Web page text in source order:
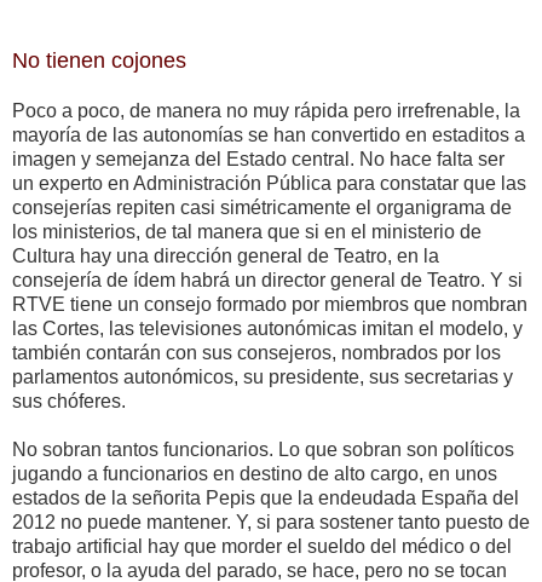
No tienen cojones
Poco a poco, de manera no muy rápida pero irrefrenable, la
mayoría de las autonomías se han convertido en estaditos a
imagen y semejanza del Estado central. No hace falta ser
un experto en Administración Pública para constatar que las
consejerías repiten casi simétricamente el organigrama de
los ministerios, de tal manera que si en el ministerio de
Cultura hay una dirección general de Teatro, en la
consejería de ídem habrá un director general de Teatro. Y si
RTVE tiene un consejo formado por miembros que nombran
las Cortes, las televisiones autonómicas imitan el modelo, y
también contarán con sus consejeros, nombrados por los
parlamentos autonómicos, su presidente, sus secretarias y
sus chóferes.
No sobran tantos funcionarios. Lo que sobran son políticos
jugando a funcionarios en destino de alto cargo, en unos
estados de la señorita Pepis que la endeudada España del
2012 no puede mantener. Y, si para sostener tanto puesto de
trabajo artificial hay que morder el sueldo del médico o del
profesor, o la ayuda del parado, se hace, pero no se tocan